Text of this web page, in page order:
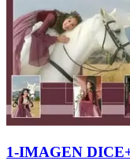
1-IMAGEN